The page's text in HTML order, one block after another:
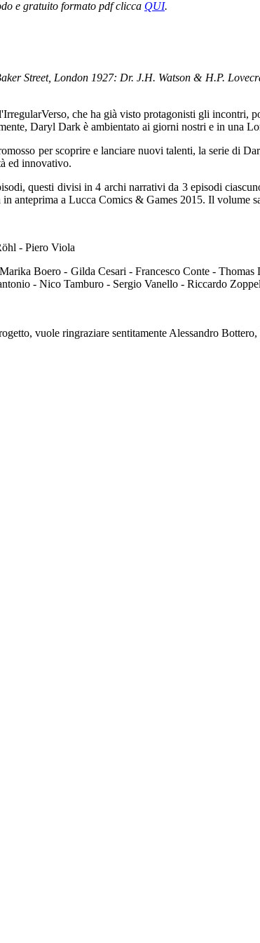
e gratuito formato pdf clicca QUI.
Street, London 1927: Dr. J.H. Watson & H.P.
che ha già visto protagonisti gli incontri,
Daryl Dark è ambientato ai giorni nostri e in una
per scoprire e lanciare nuovi talenti, la serie di
ed innovativo.
questi divisi in 4 archi narrativi da 3 episodi
anteprima a Lucca Comics & Games 2015. Il volume
- Piero Viola
Boero - Gilda Cesari - Francesco Conte -
- Nico Tamburo - Sergio Vanello - Riccardo
vuole ringraziare sentitamente Alessandro